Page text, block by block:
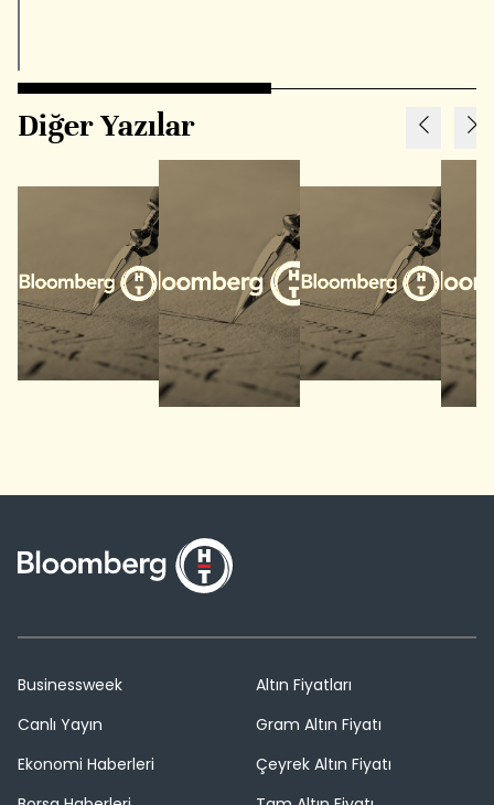
Diğer Yazılar
Businessweek
Canlı Yayın
Ekonomi Haberleri
Altın Fiyatları
Gram Altın Fiyatı
Çeyrek Altın Fiyatı